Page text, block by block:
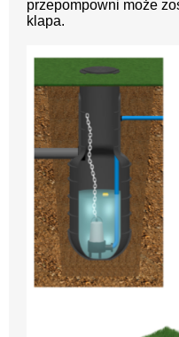
przepompowni może
klapa.